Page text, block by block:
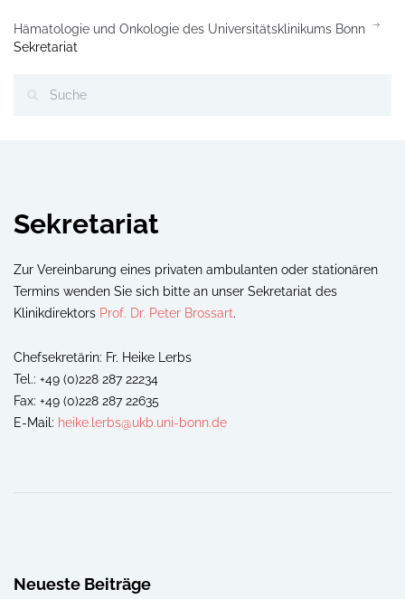
Hämatologie und Onkologie des Universitätsklinikums Bonn
Sekretariat
Sekretariat
Zur Vereinbarung eines privaten ambulanten oder stationären
Termins wenden Sie sich bitte an unser Sekretariat des
Klinikdirektors Prof. Dr. Peter Brossart.
Chefsekretärin: Fr. Heike Lerbs
Tel.: +49 (0)228 287 22234
Fax: +49 (0)228 287 22635
E-Mail: heike.lerbs@ukb.uni-bonn.de
Neueste Beiträge